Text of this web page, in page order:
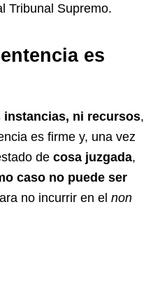
Tribunal Supremo.
es
instancias, ni recursos,
es firme y, una vez
de cosa juzgada,
caso no puede ser
no incurrir en el non